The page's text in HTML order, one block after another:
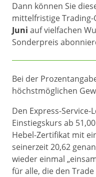
Dann können Sie
mittelfristige Trading-
Juni auf vielfachen
Sonderpreis
Bei der
höchstmöglichen
Den Express-
Einstiegskurs ab
Hebel-Zertifikat mit
seinerzeit 20,62
wieder einmal
für alle, die den